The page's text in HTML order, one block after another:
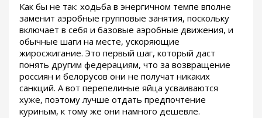
Как бы не так: ходьба в энергичном темпе вполне
заменит аэробные групповые занятия, поскольку
включает в себя и базовые аэробные движения, и
обычные шаги на месте, ускоряющие
жиросжигание. Это первый шаг, который даст
понять другим федерациям, что за возвращение
россиян и белорусов они не получат никаких
санкций. А вот перепелиные яйца усваиваются
хуже, поэтому лучше отдать предпочтение
куриным, к тому же они намного дешевле.